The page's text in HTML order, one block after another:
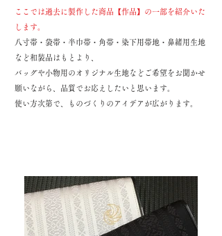
ここでは過去に製作した商品【作品】の一部を紹介いた
します。
八寸帯・袋帯・半巾帯・角帯・染下用帯地・ 鼻緒用生地
など和装品はもとより、
バッグや小物用のオリジナル生地などご希望をお聞かせ
願いながら、品質でお応えしたいと 思います。
使い方次第で、ものづくりのアイデアが広がります。